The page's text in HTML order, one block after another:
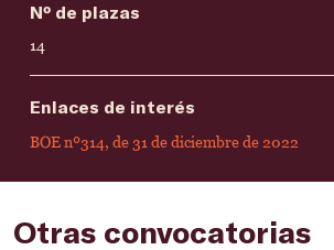
Nº de plazas
14
Enlaces de interés
BOE nº314, de 31 de diciembre de 2022
Otras convocatorias